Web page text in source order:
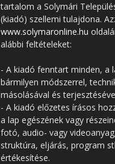
tartalom a Solymári
(kiadó) szellemi tulajdona.
www.solymaronline.hu
alábbi feltételeket:
- A kiadó fenntart minden, a
bármilyen módszerrel,
másolásával és
- A kiadó előzetes írásos
a lap egészének vagy
fotó, audio- vagy
struktúra, eljárás, program
értékesítése.